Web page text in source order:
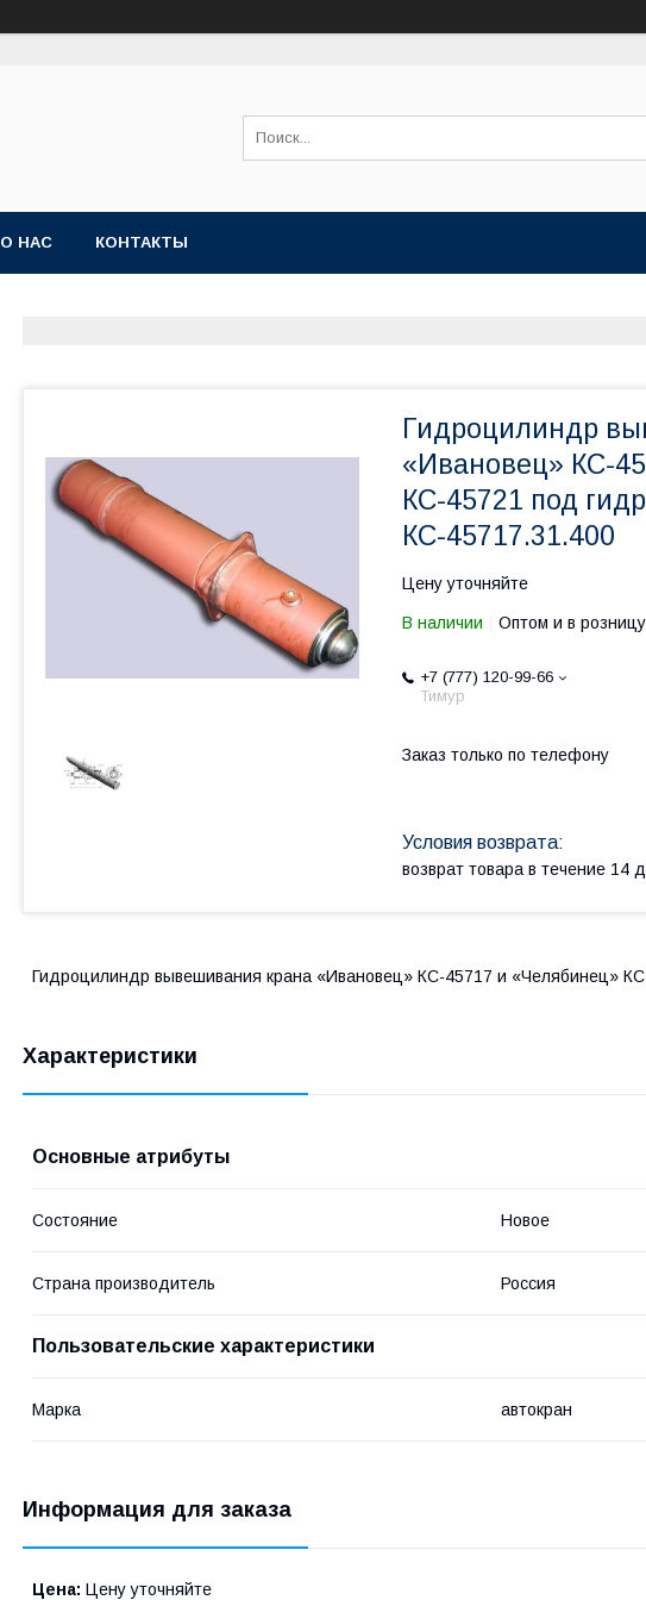
О НАС КОНТАКТЫ
Гидроцилиндр
«Ивановец» КС-
КС-45721 под
КС-45717.31.400
Цену уточняйте
В наличии Оптом и в розницу
+7 (777) 120-99-66
Тимур
Заказ только по телефону
возврат товара в течение 14
Гидроцилиндр вывешивания крана «Ивановец» КС-45717 и «Челябинец»
Характеристики
Основные атрибуты
Состояние Новое
Страна производитель Россия
Пользовательские характеристики
Марка автокран
Информация для заказа
Цена: Цену уточняйте